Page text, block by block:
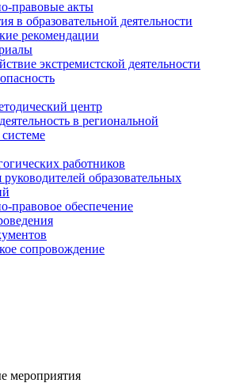
правовые акты
в образовательной деятельности
рекомендации
экстремистской деятельности
центр
в региональной
работников
руководителей образовательных
правовое обеспечение
сопровождение
мероприятия